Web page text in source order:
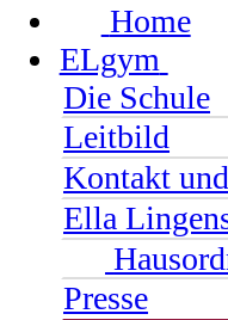
Home
ELgym
Die Schule
Leitbild
Kontakt
Ella
Presse